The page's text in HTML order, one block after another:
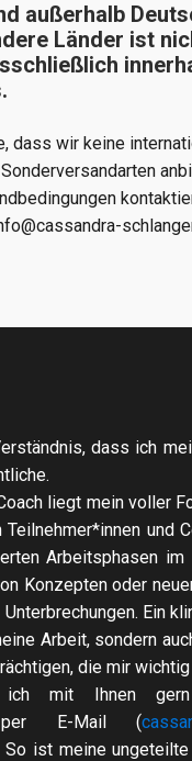
außerhalb
Länder ist
dass wir keine
dass ich
liegt mein voller
und
Arbeitsphasen
Konzepten oder
Ein
Arbeit, sondern
die mir
ich mit Ihnen
per E-Mail (
So ist meine